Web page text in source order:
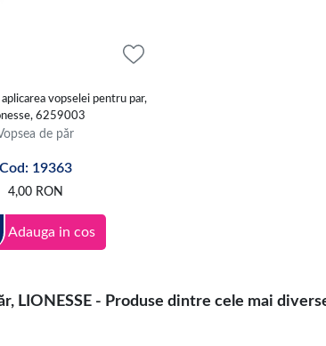
noastra de vopsele pentru par fara amoniac, iti
creme de fatasi alte produse premium.
vopselei pentru par,
6259003
de păr
Cod: 19363
4,00 RON
Adauga in cos
LIONESSE - Produse dintre cele mai